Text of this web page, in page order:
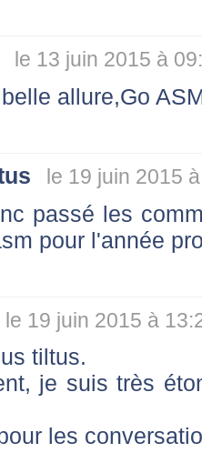
le 13 juin 2015 à
allure,Go
le 19 juin 2015
passé les
pour l'année
le 19 juin 2015 à
tiltus.
je suis très
les